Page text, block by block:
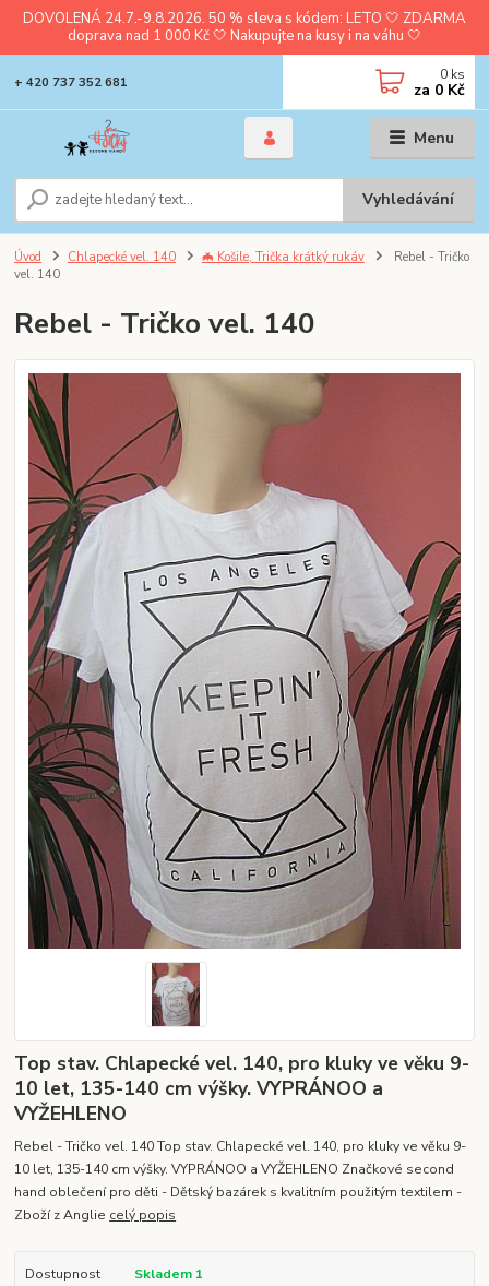
DOVOLENÁ 24.7.-9.8.2026. 50 % sleva s kódem: LETO 🤍 ZDARMA
doprava nad 1 000 Kč 🤍 Nakupujte na kusy i na váhu 🤍
Menu
Vyhledávání
+ 420 737 352 681 0 ks
za 0 Kč
Úvod Chlapecké vel. 140 🦇 Košile, Trička krátký rukáv
Rebel - Tričko
vel. 140
Rebel - Tričko vel. 140
Top stav. Chlapecké vel. 140, pro kluky ve věku 9-
10 let, 135-140 cm výšky. VYPRÁNOO a
VYŽEHLENO
Rebel - Tričko vel. 140 Top stav. Chlapecké vel. 140, pro kluky ve věku 9-
10 let, 135-140 cm výšky. VYPRÁNOO a VYŽEHLENO Značkové second
hand oblečení pro děti - Dětský bazárek s kvalitním použitým textilem -
Zboží z Anglie celý popis
Dostupnost
Skladem 1